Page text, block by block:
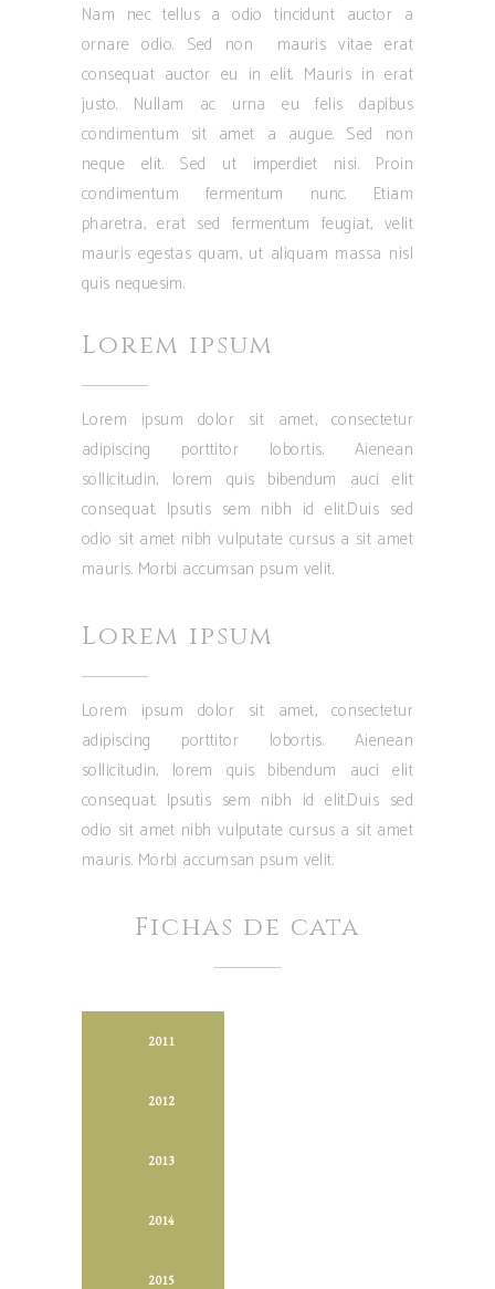
Nam nec tellus a odio tincidunt auctor a
ornare odio. Sed non mauris vitae erat
consequat auctor eu in elit. Mauris in erat
justo. Nullam ac urna eu felis dapibus
condimentum sit amet a augue. Sed non
neque elit. Sed ut imperdiet nisi. Proin
condimentum fermentum nunc. Etiam
pharetra, erat sed fermentum feugiat, velit
mauris egestas quam, ut aliquam massa nisl
quis nequesim.
Lorem ipsum
Lorem ipsum dolor sit amet, consectetur
adipiscing porttitor lobortis. Aienean
sollicitudin, lorem quis bibendum auci elit
consequat. Ipsutis sem nibh id elit.Duis sed
odio sit amet nibh vulputate cursus a sit amet
mauris. Morbi accumsan psum velit.
Lorem ipsum
Lorem ipsum dolor sit amet, consectetur
adipiscing porttitor lobortis. Aienean
sollicitudin, lorem quis bibendum auci elit
consequat. Ipsutis sem nibh id elit.Duis sed
odio sit amet nibh vulputate cursus a sit amet
mauris. Morbi accumsan psum velit.
Fichas de cata
2011
2012
2013
2014
2015